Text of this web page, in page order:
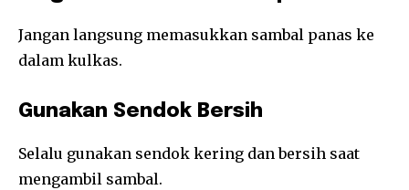
Jangan langsung memasukkan sambal panas ke
dalam kulkas.
Gunakan Sendok Bersih
Selalu gunakan sendok kering dan bersih saat
mengambil sambal.